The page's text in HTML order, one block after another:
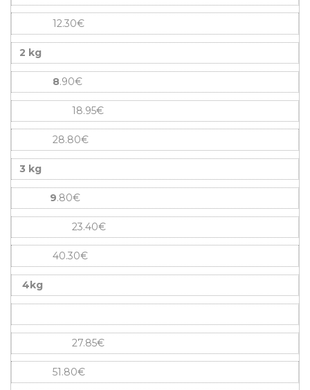
12.30€
2 kg
8.90€
18.95€
28.80€
3 kg
9.80€
23.40€
40.30€
4kg
27.85€
51.80€